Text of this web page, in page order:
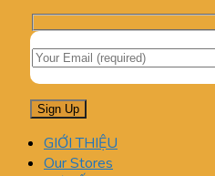
GIỚI THIỆU
Our Stores